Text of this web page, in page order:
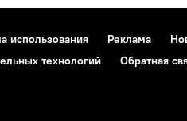
использования Реклама
технологий
Обратная